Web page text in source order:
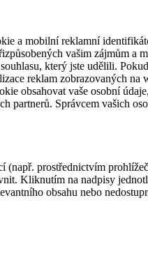
a mobilní reklamní
vašim zájmům
který jste udělili.
reklam zobrazovaných na
obsahovat vaše osobní
partnerů. Správcem vašich
prostřednictvím
Kliknutím na nadpisy
obsahu nebo